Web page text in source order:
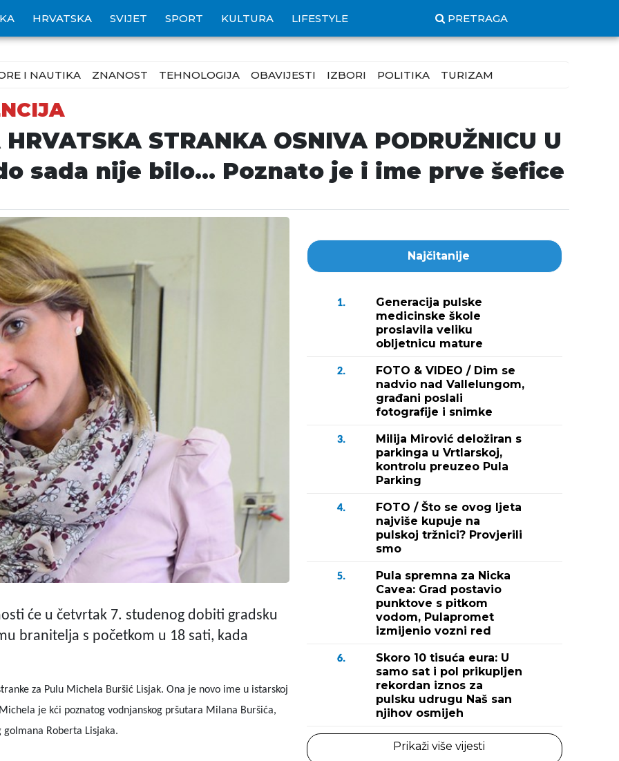
HRVATSKA SVIJET SPORT KULTURA LIFESTYLE PRETRAGA
I NAUTIKA ZNANOST TEHNOLOGIJA OBAVIJESTI IZBORI POLITIKA TURIZAM
STRANKA OSNIVA PODRUŽNICU U
sada nije bilo... Poznato je i ime prve šefice
će u četvrtak 7. studenog dobiti gradsku
branitelja s početkom u 18 sati, kada
za Pulu Michela Buršić Lisjak. Ona je novo ime u istarskoj
je kći poznatog vodnjanskog pršutara Milana Buršića,
Roberta Lisjaka.
Najčitanije
1.
Generacija pulske
medicinske škole
proslavila veliku
obljetnicu mature
2.
FOTO & VIDEO / Dim se
nadvio nad Vallelungom,
građani poslali
fotografije i snimke
3.
Milija Mirović deložiran s
parkinga u Vrtlarskoj,
kontrolu preuzeo Pula
Parking
4.
FOTO / Što se ovog ljeta
najviše kupuje na
pulskoj tržnici? Provjerili
smo
5.
Pula spremna za Nicka
Cavea: Grad postavio
punktove s pitkom
vodom, Pulapromet
izmijenio vozni red
6.
Skoro 10 tisuća eura: U
samo sat i pol prikupljen
rekordan iznos za
pulsku udrugu Naš san
njihov osmijeh
Prikaži više vijesti